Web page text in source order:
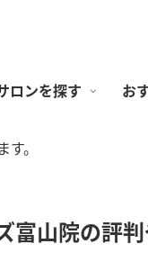
ロンを探す お
。
山院の評